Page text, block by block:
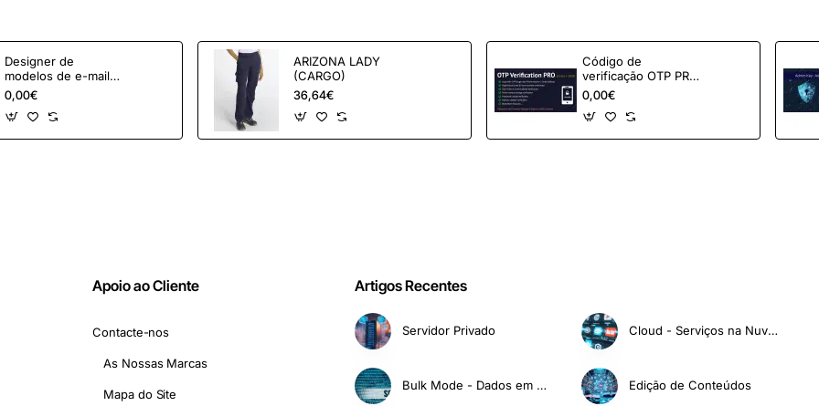
Designer de
modelos de e-mail
OpenCart e
ferramentas de
marketing
0,00€
ARIZONA LADY
(CARGO)
36,64€
Código de
verificação OTP PRO
para OpenCart
0,00€
Apoio ao Cliente
Contacte-nos
As Nossas Marcas
Mapa do Site
Artigos Recentes
Servidor Privado Cloud - Serviços na Nuvem
Bulk Mode - Dados em Massa Edição de Conteúdos